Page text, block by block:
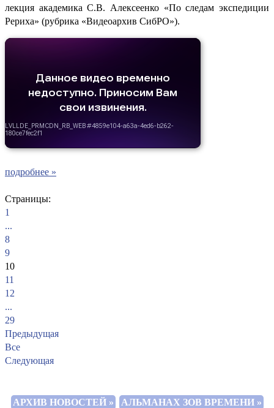
лекция академика С.В. Алексеенко «По следам экспедиции
Рериха» (рубрика «Видеоархив СибРО»).
подробнее »
Страницы:
1
...
8
9
10
11
12
...
29
Предыдущая
Все
Следующая
АРХИВ НОВОСТЕЙ »
АЛЬМАНАХ ЗОВ ВРЕМЕНИ »